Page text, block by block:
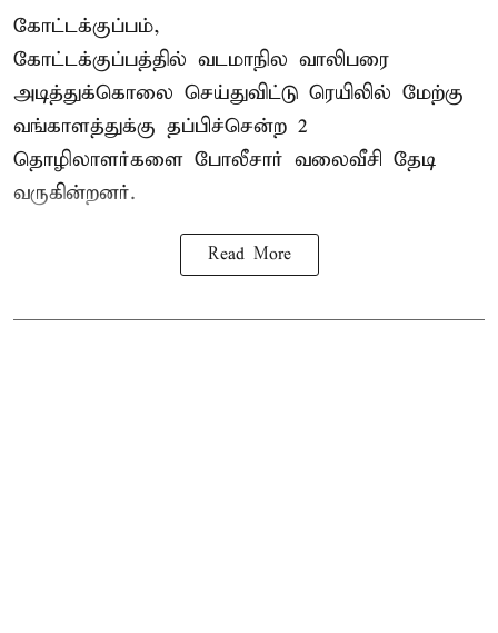
கோட்டக்குப்பம்,
கோட்டக்குப்பத்தில் வடமாநில வாலிபரை
அடித்துக்கொலை செய்துவிட்டு ரெயிலில் மேற்கு
வங்காளத்துக்கு தப்பிச்சென்ற 2
தொழிலாளர்களை போலீசார் வலைவீசி தேடி
வருகின்றனர்.
Read More